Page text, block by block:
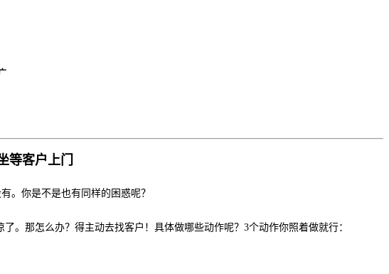
等客户上门
。你是不是也有同样的困惑呢？
。那怎么办？得主动去找客户！具体做哪些动作呢？3个动作你照着做就行：